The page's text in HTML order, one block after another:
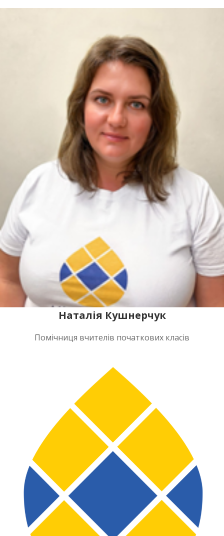
Наталія Кушнерчук
Помічниця вчителів початкових класів